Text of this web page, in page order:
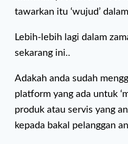
tawarkan itu ‘wujud’
Lebih-lebih lagi dalam
sekarang ini..
Adakah anda sudah
platform yang ada untuk
produk atau servis yang
kepada bakal pelanggan